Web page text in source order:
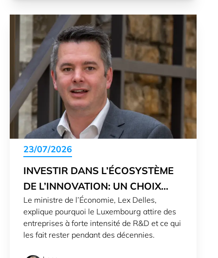
23/07/2026
INVESTIR DANS L’ÉCOSYSTÈME
DE L’INNOVATION: UN CHOIX
STRATÉGIQUE
Le ministre de l’Économie, Lex Delles,
explique pourquoi le Luxembourg attire des
entreprises à forte intensité de R&D et ce qui
les fait rester pendant des décennies.